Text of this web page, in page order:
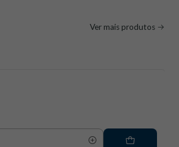
Ver mais produtos